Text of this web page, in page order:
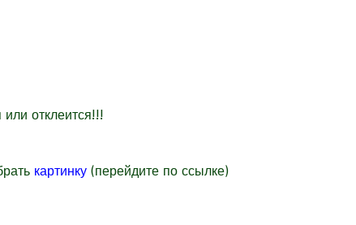
отклеится!!!
картинку (перейдите по ссылке)